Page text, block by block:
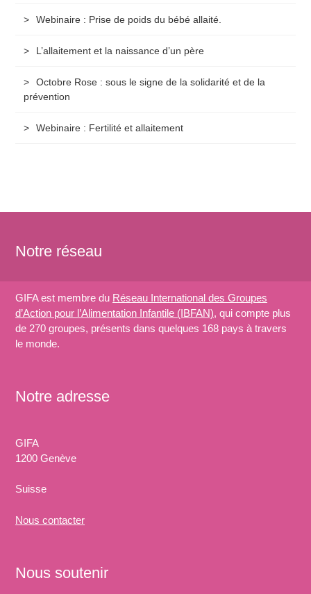
Webinaire : Prise de poids du bébé allaité.
L’allaitement et la naissance d’un père
Octobre Rose : sous le signe de la solidarité et de la
prévention
Webinaire : Fertilité et allaitement
Notre réseau
GIFA est membre du Réseau International des Groupes
d’Action pour l’Alimentation Infantile (IBFAN), qui compte plus
de 270 groupes, présents dans quelques 168 pays à travers
le monde.
Notre adresse
GIFA
1200 Genève
Suisse
Nous contacter
Nous soutenir